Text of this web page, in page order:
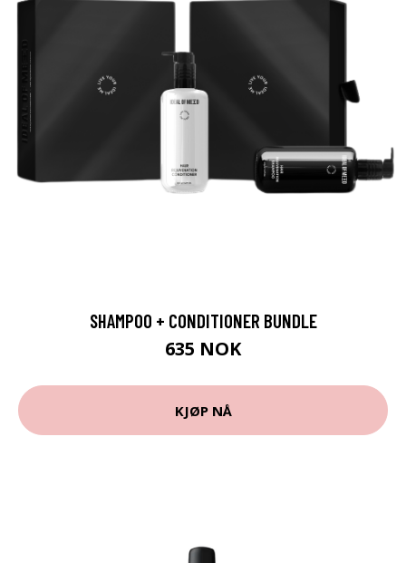
SHAMPOO + CONDITIONER BUNDLE
635 NOK
KJØP NÅ